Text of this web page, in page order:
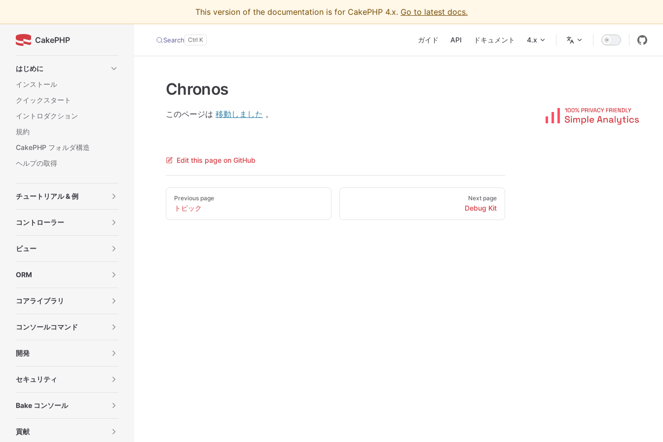
This version of the documentation is for CakePHP 4.x. Go to latest docs.
CakePHP Search ガイド API ドキュメント 4.x
はじめに
インストール
クイックスタート
イントロダクション
規約
CakePHP フォルダ構造
ヘルプの取得
チュートリアル & 例
コントローラー
ビュー
ORM
コアライブラリ
コンソールコマンド
開発
セキュリティ
Bake コンソール
貢献
Chronos
このページは 移動しました 。
Edit this page on GitHub
Pager
Previous page
トピック
Next page
Debug Kit